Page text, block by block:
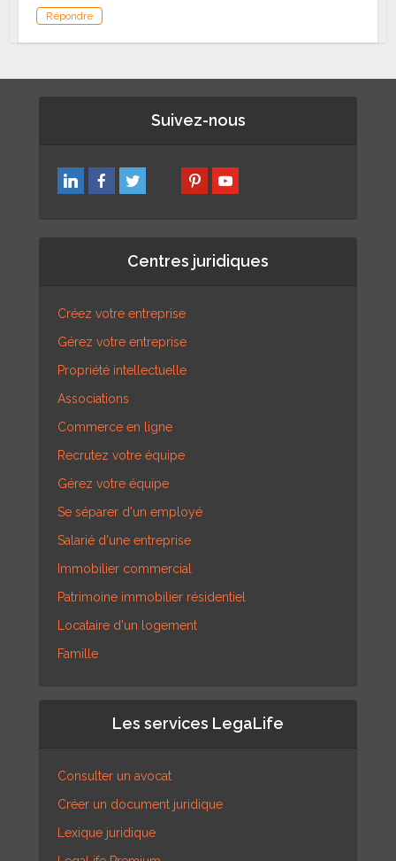
Répondre
Suivez-nous
Centres juridiques
Créez votre entreprise
Gérez votre entreprise
Propriété intellectuelle
Associations
Commerce en ligne
Recrutez votre équipe
Gérez votre équipe
Se séparer d'un employé
Salarié d'une entreprise
Immobilier commercial
Patrimoine immobilier résidentiel
Locataire d'un logement
Famille
Les services LegaLife
Consulter un avocat
Créer un document juridique
Lexique juridique